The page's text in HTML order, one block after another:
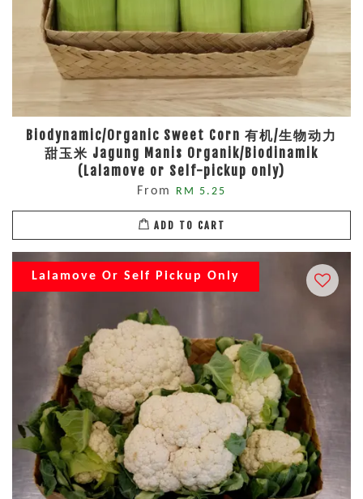
Biodynamic/Organic Sweet Corn 有机/生物动力
甜玉米 Jagung Manis Organik/Biodinamik
(Lalamove or Self-pickup only)
From RM 5.25
ADD TO CART
Lalamove Or Self Pickup Only